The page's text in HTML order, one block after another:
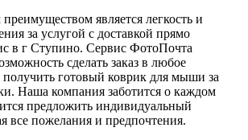
является легкость и
за услугой с доставкой прямо
в г Ступино. Сервис ФотоПочта
сделать заказ в любое
получить готовый коврик для мыши за
Наша компания заботится о каждом
предложить индивидуальный
все пожелания и предпочтения.